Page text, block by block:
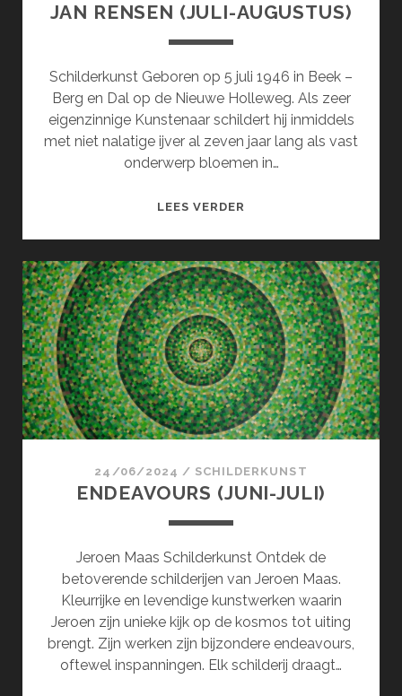
JAN RENSEN (JULI-AUGUSTUS)
Schilderkunst Geboren op 5 juli 1946 in Beek –
Berg en Dal op de Nieuwe Holleweg. Als zeer
eigenzinnige Kunstenaar schildert hij inmiddels
met niet nalatige ijver al zeven jaar lang als vast
onderwerp bloemen in…
LEES VERDER
AUGUSTUS)
24/06/2024 / SCHILDERKUNST
ENDEAVOURS (JUNI-JULI)
Jeroen Maas Schilderkunst Ontdek de
betoverende schilderijen van Jeroen Maas.
Kleurrijke en levendige kunstwerken waarin
Jeroen zijn unieke kijk op de kosmos tot uiting
brengt. Zijn werken zijn bijzondere endeavours,
oftewel inspanningen. Elk schilderij draagt…